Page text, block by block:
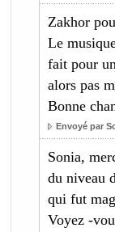
Zakhor
Le
fait pour
alors pas
Bonne
Envoyé par
Sonia,
du niveau
qui fut
Voyez -